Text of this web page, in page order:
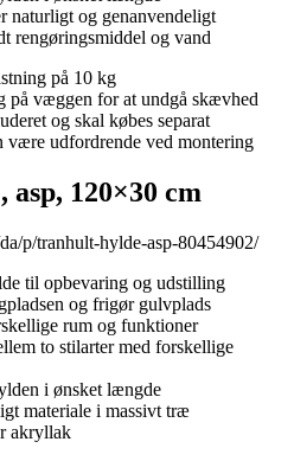
naturligt og genanvendeligt
rengøringsmiddel og vand
på 10 kg
væggen for at undgå skævhed
og skal købes separat
udfordrende ved montering
120×30 cm
p/tranhult-hylde-asp-80454902/
til opbevaring og udstilling
og frigør gulvplads
rum og funktioner
to stilarter med forskellige
i ønsket længde
materiale i massivt træ
akryllak